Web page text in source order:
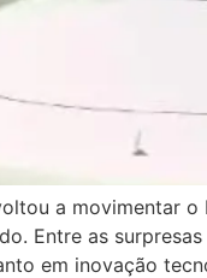
a movimentar
Entre as
em inovação